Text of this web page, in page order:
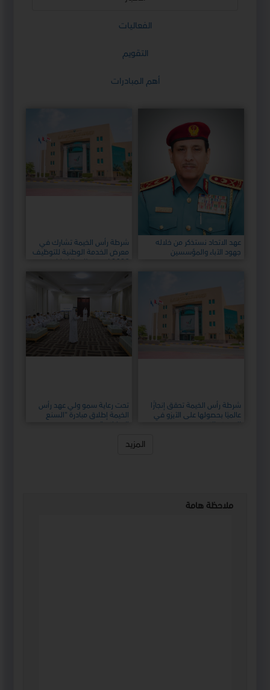
الفعاليات
التقويم
أهم المبادرات
عهد الاتحاد نستذكر من خلاله
جهود الآباء والمؤسسين
شرطة رأس الخيمة تشارك في
معرض الخدمة الوطنية للتوظيف
2026 لاستقطاب الكفاءات
الوطنية
شرطة رأس الخيمة تحقق إنجازًا
عالميًا بحصولها على الآيزو في
الجودة والتميز
تحت رعاية سمو ولي عهد رأس
الخيمة إطلاق مبادرة "السنع
الإماراتي"
المزيد
ملاحظة هامة